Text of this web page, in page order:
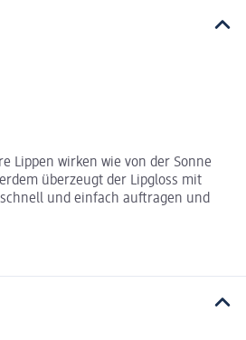
Lippen wirken wie von der Sonne
überzeugt der Lipgloss mit
und einfach auftragen und